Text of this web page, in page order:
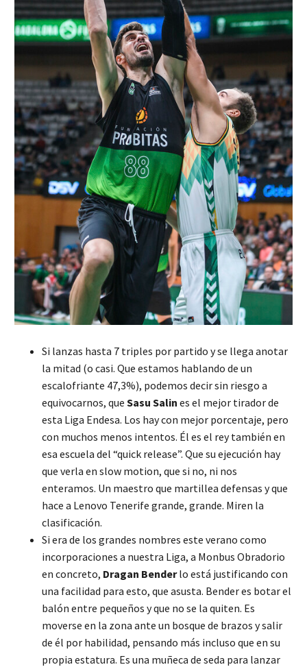
Si lanzas hasta 7 triples por partido y se llega anotar
la mitad (o casi. Que estamos hablando de un
escalofriante 47,3%), podemos decir sin riesgo a
equivocarnos, que Sasu Salin es el mejor tirador de
esta Liga Endesa. Los hay con mejor porcentaje, pero
con muchos menos intentos. Él es el rey también en
esa escuela del “quick release”. Que su ejecución hay
que verla en slow motion, que si no, ni nos
enteramos. Un maestro que martillea defensas y que
hace a Lenovo Tenerife grande, grande. Miren la
clasificación.
Si era de los grandes nombres este verano como
incorporaciones a nuestra Liga, a Monbus Obradorio
en concreto, Dragan Benderlo está justificando con
una facilidad para esto, que asusta. Bender es botar el
balón entre pequeños y que no se la quiten. Es
moverse en la zona ante un bosque de brazos y salir
de él por habilidad, pensando más incluso que en su
propia estatura. Es una muñeca de seda para lanzar